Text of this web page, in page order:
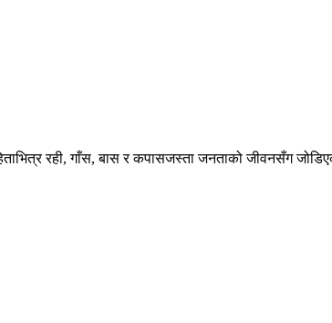
रही, गाँस, बास र कपासजस्ता जनताको जीवनसँग